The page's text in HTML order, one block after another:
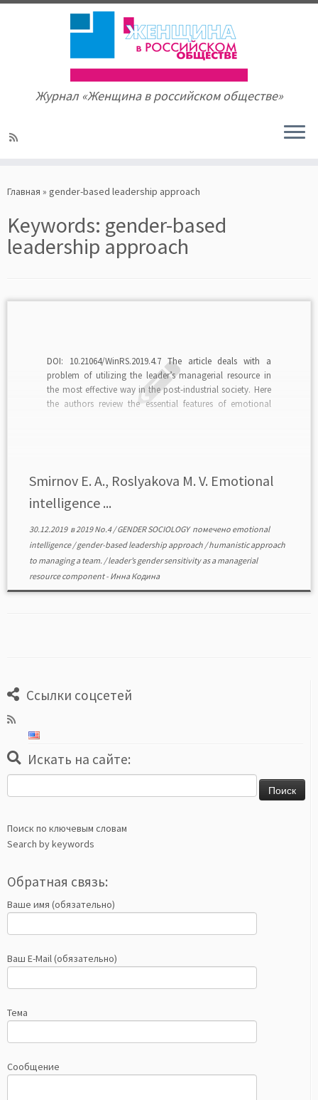
to
Журнал «Женщина в российском обществе»
Главная » gender-based leadership approach
Keywords: gender-based
leadership approach
DOI: 10.21064/WinRS.2019.4.7 The article deals with a
problem of utilizing the leader’s managerial resource in
the most effective way in the post-industrial society. Here
the authors review the essential features of emotional
Smirnov E. A., Roslyakova M. V. Emotional
intelligence ...
30.12.2019в2019 No.4/GENDER SOCIOLOGYпомечено emotional
intelligence/gender-based leadership approach /humanistic approach
to managing a team. /leader’s gender sensitivity as a managerial
resource component- Инна Кодина
Ссылки соцсетей
Искать на сайте:
Поиск по ключевым словам
Search by keywords
Обратная связь:
Ваше имя (обязательно)
Ваш E-Mail (обязательно)
Тема
Сообщение